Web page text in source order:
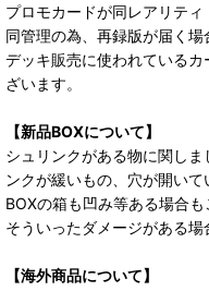
プロモカードが同レアリティ
同管理の為、再録版が届く場
デッキ販売に使われている
ざいます。
【新品BOXについて】
シュリンクがある物に関し
ンクが緩いもの、穴が開いて
BOXの箱も凹み等ある場合も
そういったダメージがある場
【海外商品について】